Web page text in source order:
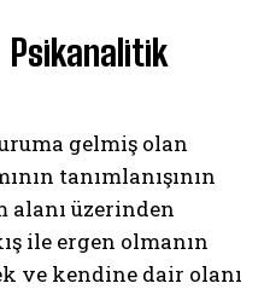
Psikanalitik
gelmiş olan
tanımlanışının
alanı üzerinden
ile ergen olmanın
ve kendine dair olanı